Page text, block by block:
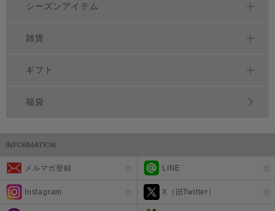
シーズンアイテム
雑貨
ギフト
福袋
メルマガ登録 LINE
Instagram X（旧Twitter）